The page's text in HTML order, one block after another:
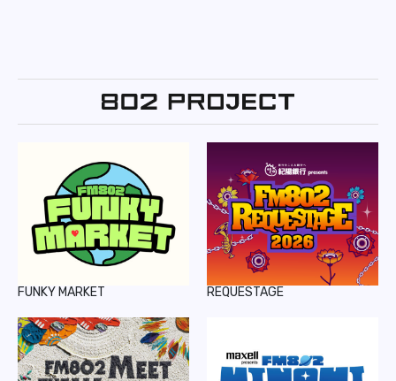
FUNKY MARKET REQUESTAGE